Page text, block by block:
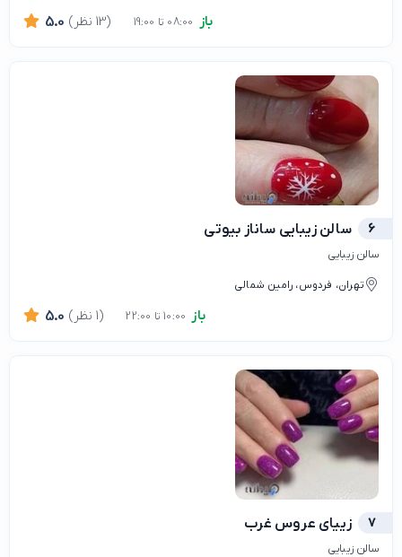
باز 5.0 (13 نظر)
6 سالن زیبایی ساناز بیوتی
سالن زیبایی
تهران، فردوس، رامین شمالی
باز 5.0 (1 نظر)
7 زییای عروس غرب
سالن زیبایی